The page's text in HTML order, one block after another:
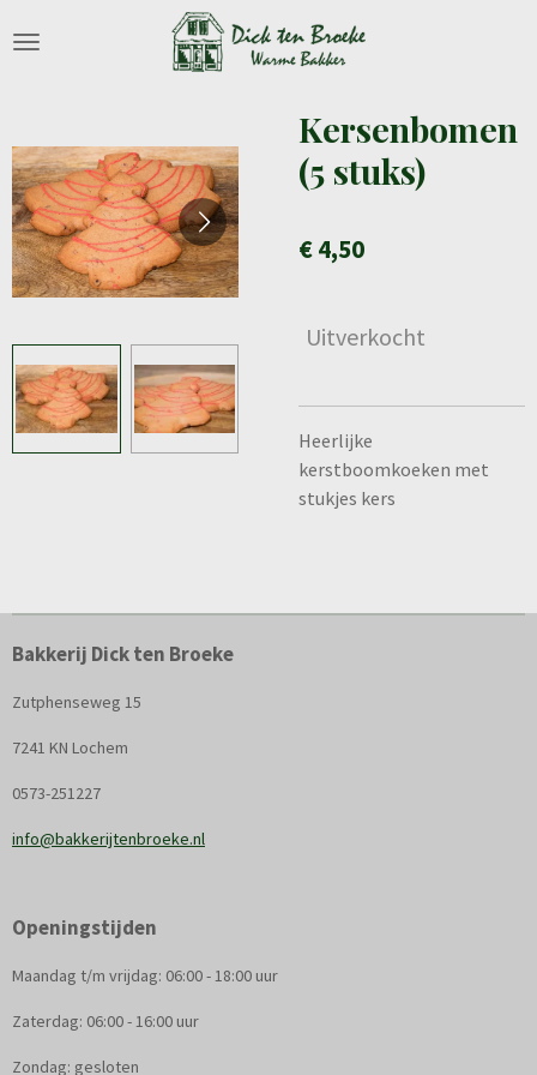
direct
Kersenbomen
(5 stuks)
€ 4,50
Uitverkocht
Heerlijke
kerstboomkoeken met
stukjes kers
Bakkerij Dick ten Broeke
Zutphenseweg 15
7241 KN Lochem
0573-251227
info@bakkerijtenbroeke.nl
Openingstijden
Maandag t/m vrijdag: 06:00 - 18:00 uur
Zaterdag: 06:00 - 16:00 uur
Zondag: gesloten